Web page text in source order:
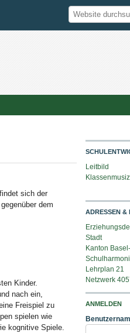
Suche
Website
sich der
dem
Kinder.
nach ein,
Freispiel zu
spielen wie
kognitive Spiele.
Leitbild
ADRESSEN &
Stadt
Kanton
Lehrplan 21
Netzwerk
ANMELDEN